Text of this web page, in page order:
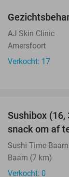
AJ Skin Clinic
Amersfoort
Verkocht: 17
TODAY
Sushibox
snack om af
Sushi Time Baarn
Baarn (7 km)
Verkocht: 0